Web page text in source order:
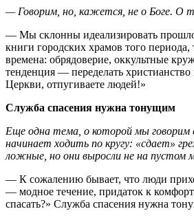
— Говорим, но, кажется, не о Боге. О
— Мы склонны идеализировать
книги городских храмов того
времена: обрядоверие, оккультные
тенденция — переделать
Церкви, отпугиваете людей!»
Служба спасения нужна тонущим
Еще одна тема, о которой мы говорим
начинает ходить по кругу: «сдает»
ложные, но они выросли не на пустом
— К сожалению бывает, что люди
— модное течение, придаток к
спасать?» Служба спасения нужна